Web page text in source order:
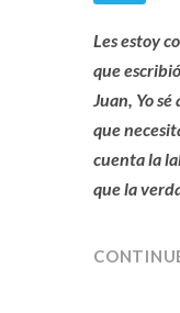
Les estoy
que
Juan, Yo
que
cuenta la
que la